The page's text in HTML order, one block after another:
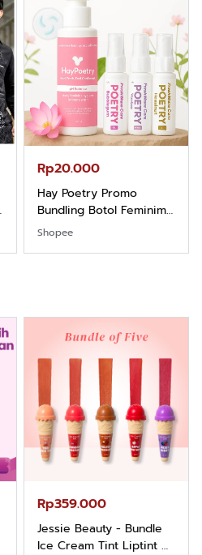
Rp20.000
Hay Poetry Promo
Bundling Botol Feminim
Care Perawatan
Shopee
Rp359.000
Jessie Beauty - Bundle
Ice Cream Tint Liptint All